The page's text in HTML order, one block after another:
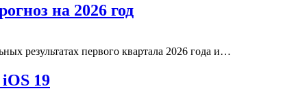
на 2026 год
результатах первого квартала 2026 года и…
19